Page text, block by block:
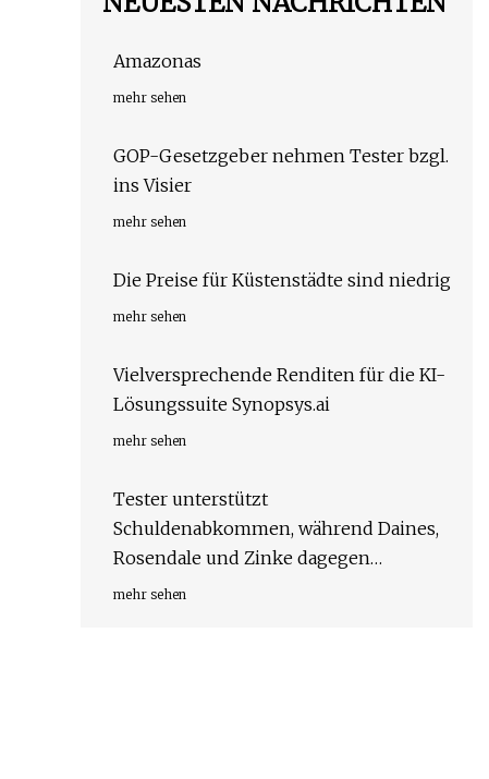
Amazonas
mehr sehen
GOP-Gesetzgeber nehmen Tester bzgl.
ins Visier
mehr sehen
Die Preise für Küstenstädte sind niedrig
mehr sehen
Vielversprechende Renditen für die KI-
Lösungssuite Synopsys.ai
mehr sehen
Tester unterstützt
Schuldenabkommen, während Daines,
Rosendale und Zinke dagegen
stimmen
mehr sehen